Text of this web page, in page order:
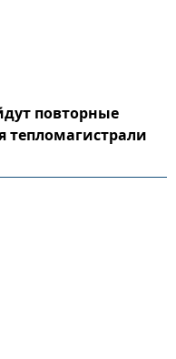
повторные
тепломагистрали